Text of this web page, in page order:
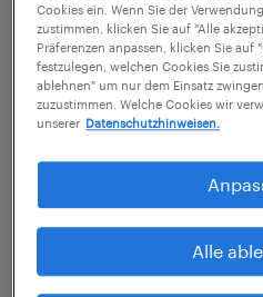
Cookies ein. Wenn Sie der
zustimmen, klicken Sie auf "Alle
Präferenzen anpassen, klicken Sie auf
festzulegen, welchen Cookies Sie
ablehnen" um nur dem Einsatz
zuzustimmen. Welche Cookies wir
unserer Datenschutzhinweisen.
Alle